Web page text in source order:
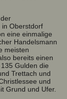
in Oberstdorf
eine einmalige
Handelsmann
meisten
bereits einen
Gulden die
Trettach und
und
Grund und Ufer.